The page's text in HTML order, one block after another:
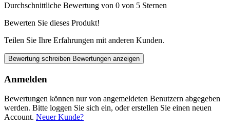
Durchschnittliche Bewertung von 0 von 5 Sternen
Bewerten Sie dieses Produkt!
Teilen Sie Ihre Erfahrungen mit anderen Kunden.
Bewertung schreiben Bewertungen anzeigen
Anmelden
Bewertungen können nur von angemeldeten Benutzern abgegeben
werden. Bitte loggen Sie sich ein, oder erstellen Sie einen neuen
Account. Neuer Kunde?